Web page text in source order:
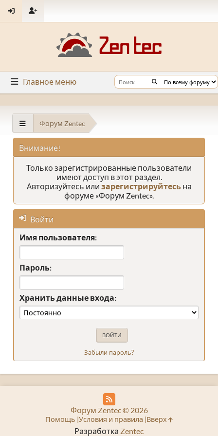
Главное меню
Форум Zentec
Внимание!
Только зарегистрированные пользователи
имеют доступ в этот раздел.
Авторизуйтесь или зарегистрируйтесьна
форуме «Форум Zentec».
Войти
Имя пользователя:
Пароль:
Хранить данные входа:
Забыли пароль?
Разработка Zentec
Форум Zentec © 2026
Помощь Условия и правила Вверх